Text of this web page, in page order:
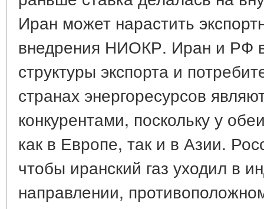
Иран может нарастить
внедрения НИОКР. Иран и РФ
структуры экспорта и
странах энергоресурсов
конкурентами, поскольку у
как в Европе, так и в Азии.
чтобы иранский газ уходил в
направлении,